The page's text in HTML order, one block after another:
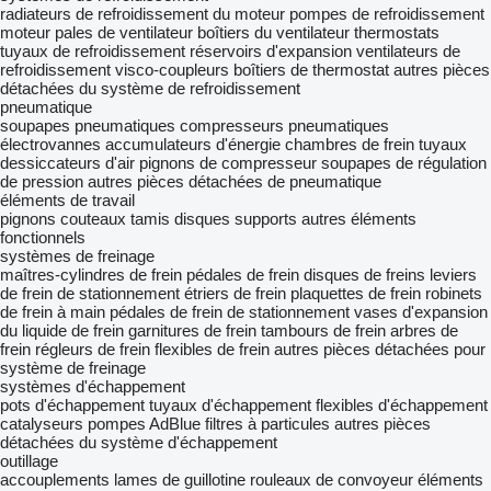
radiateurs de refroidissement du moteur pompes de refroidissement
moteur pales de ventilateur boîtiers du ventilateur thermostats
tuyaux de refroidissement réservoirs d'expansion ventilateurs de
refroidissement visco-coupleurs boîtiers de thermostat autres pièces
détachées du système de refroidissement
pneumatique
soupapes pneumatiques compresseurs pneumatiques
électrovannes accumulateurs d'énergie chambres de frein tuyaux
dessiccateurs d'air pignons de compresseur soupapes de régulation
de pression autres pièces détachées de pneumatique
éléments de travail
pignons couteaux tamis disques supports autres éléments
fonctionnels
systèmes de freinage
maîtres-cylindres de frein pédales de frein disques de freins leviers
de frein de stationnement étriers de frein plaquettes de frein robinets
de frein à main pédales de frein de stationnement vases d'expansion
du liquide de frein garnitures de frein tambours de frein arbres de
frein régleurs de frein flexibles de frein autres pièces détachées pour
système de freinage
systèmes d'échappement
pots d'échappement tuyaux d'échappement flexibles d'échappement
catalyseurs pompes AdBlue filtres à particules autres pièces
détachées du système d'échappement
outillage
accouplements lames de guillotine rouleaux de convoyeur éléments